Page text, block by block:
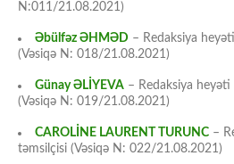
N:011/21.08.2021)
Əbülfəz ƏHMƏD – Redaksiya
(Vəsiqə N: 018/21.08.2021)
Günay ƏLİYEVA – Redaksiya
(Vəsiqə N: 019/21.08.2021)
CAROLİNE LAURENT TURUNC –
təmsilçisi (Vəsiqə N: 022/21.08.2021)